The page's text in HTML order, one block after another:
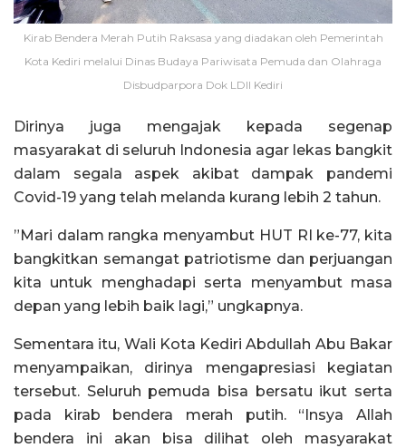
Kirab Bendera Merah Putih Raksasa yang diadakan oleh Pemerintah
Kota Kediri melalui Dinas Budaya Pariwisata Pemuda dan Olahraga
Disbudparpora Dok LDII Kediri
Dirinya juga mengajak kepada segenap
masyarakat di seluruh Indonesia agar lekas bangkit
dalam segala aspek akibat dampak pandemi
Covid-19 yang telah melanda kurang lebih 2 tahun.
”Mari dalam rangka menyambut HUT RI ke-77, kita
bangkitkan semangat patriotisme dan perjuangan
kita untuk menghadapi serta menyambut masa
depan yang lebih baik lagi,” ungkapnya.
Sementara itu, Wali Kota Kediri Abdullah Abu Bakar
menyampaikan, dirinya mengapresiasi kegiatan
tersebut. Seluruh pemuda bisa bersatu ikut serta
pada kirab bendera merah putih. “Insya Allah
bendera ini akan bisa dilihat oleh masyarakat